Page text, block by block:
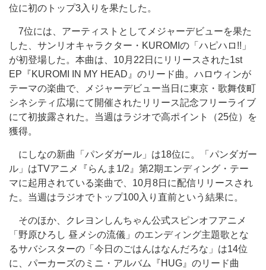
位に初のトップ3入りを果たした。
7位には、アーティストとしてメジャーデビューを果た
した、サンリオキャラクター・KUROMIの「ハピハロ!!」
が初登場した。本曲は、10月22日にリリースされた1st
EP『KUROMI IN MY HEAD』のリード曲。ハロウィンが
テーマの楽曲で、メジャーデビュー当日に東京・歌舞伎町
シネシティ広場にて開催されたリリース記念フリーライブ
にて初披露された。当週はラジオで高ポイント（25位）を
獲得。
にしなの新曲「パンダガール」は18位に。「パンダガー
ル」はTVアニメ『らんま1/2』第2期エンディング・テー
マに起用されている楽曲で、10月8日に配信リリースされ
た。当週はラジオでトップ100入り直前という結果に。
そのほか、クレヨンしんちゃん公式スピンオフアニメ
「野原ひろし 昼メシの流儀」のエンディング主題歌とな
るサバシスターの「今日のごはんはなんだろな」は14位
に、パーカーズのミニ・アルバム『HUG』のリード曲